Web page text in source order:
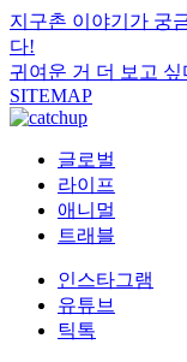
지구촌 이야기가 궁
다!
귀여운 거 더 보고
SITEMAP
글로벌
라이프
애니멀
트래블
인스타그램
유튜브
틱톡